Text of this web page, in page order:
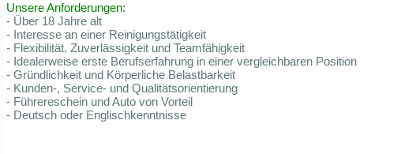
Unsere Anforderungen:
- Über 18 Jahre alt
- Interesse an einer Reinigungstätigkeit
- Flexibilität, Zuverlässigkeit und Teamfähigkeit
- Idealerweise erste Berufserfahrung in einer vergleichbaren Position
- Gründlichkeit und Körperliche Belastbarkeit
- Kunden-, Service- und Qualitätsorientierung
- Führereschein und Auto von Vorteil
- Deutsch oder Englischkenntnisse